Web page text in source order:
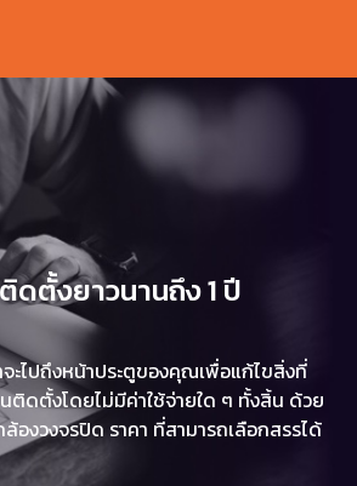
ดตั้งยาวนานถึง 1 ปี
ะไปถึงหน้าประตูของคุณเพื่อแก้ไขสิ่งที่
ดตั้งโดยไม่มีค่าใช้จ่ายใด ๆ ทั้งสิ้น ด้วย
องวงจรปิด ราคา ที่สามารถเลือกสรรได้